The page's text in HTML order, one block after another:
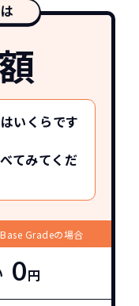
いくらです
てみてくだ
Gradeの場合
0円